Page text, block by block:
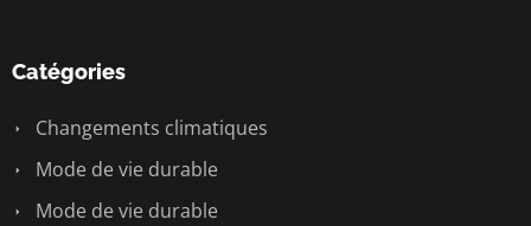
Catégories
Changements climatiques
Mode de vie durable
Mode de vie durable